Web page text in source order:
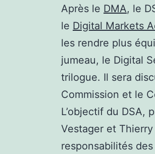
Après le DMA, le
le Digital Markets
les rendre plus
jumeau, le Digital
trilogue. Il sera
Commission et le
L’objectif du DSA,
Vestager et
responsabilités